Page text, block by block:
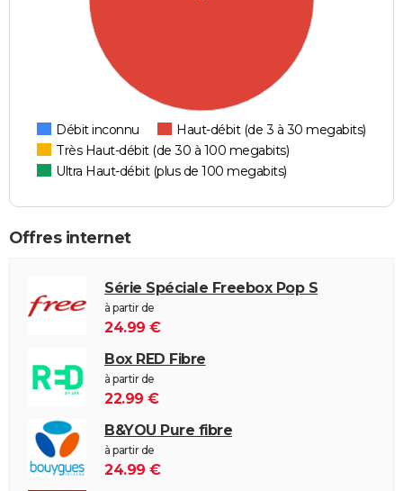
Débit inconnu
Haut-débit (de 3 à 30 megabits)
Très Haut-débit (de 30 à 100 megabits)
Ultra Haut-débit (plus de 100 megabits)
Offres internet
Série Spéciale Freebox Pop S
à partir de
24.99 €
Box RED Fibre
à partir de
22.99 €
B&YOU Pure fibre
à partir de
24.99 €